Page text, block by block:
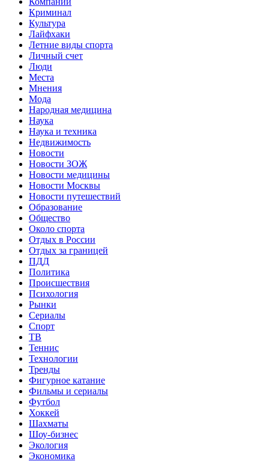
Криминал
Культура
Лайфхаки
Летние виды спорта
Личный счет
Люди
Места
Мнения
Мода
Народная медицина
Наука
Наука и техника
Недвижимость
Новости
Новости ЗОЖ
Новости медицины
Новости Москвы
Новости путешествий
Образование
Общество
Около спорта
Отдых в России
Отдых за границей
ПДД
Политика
Происшествия
Психология
Рынки
Сериалы
Спорт
ТВ
Теннис
Технологии
Тренды
Фигурное катание
Фильмы и сериалы
Футбол
Хоккей
Шахматы
Шоу-бизнес
Экология
Экономика